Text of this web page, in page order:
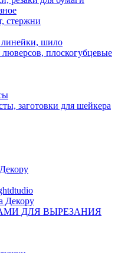
стержни
шило
плоскогубцевые
заготовки для шейкера
Декору
ДЛЯ ВЫРЕЗАНИЯ